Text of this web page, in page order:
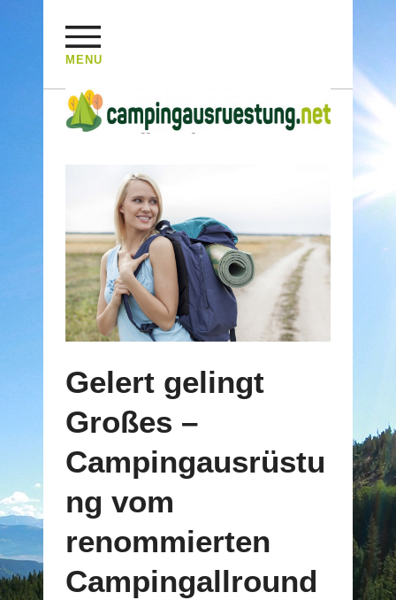
MENU
HOME/ Posts Tagged "Kochgerät"
Gelert gelingt
Großes –
Campingausrüstu
ng vom
renommierten
Campingallround